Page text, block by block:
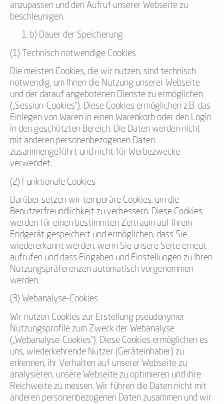
anzupassen und den Aufruf unserer Webseite zu
beschleunigen.
b) Dauer der Speicherung
(1) Technisch notwendige Cookies
Die meisten Cookies, die wir nutzen, sind technisch
notwendig, um Ihnen die Nutzung unserer Webseite
und der darauf angebotenen Dienste zu ermöglichen
(„Session-Cookies“). Diese Cookies ermöglichen z.B. das
Einlegen von Waren in einen Warenkorb oder den Login
in den geschützten Bereich. Die Daten werden nicht
mit anderen personenbezogenen Daten
zusammengeführt und nicht für Werbezwecke
verwendet.
(2) Funktionale Cookies
Darüber setzen wir temporäre Cookies, um die
Benutzerfreundlichkeit zu verbessern. Diese Cookies
werden für einen bestimmten Zeitraum auf Ihrem
Endgerät gespeichert und ermöglichen, dass Sie
wiedererkannt werden, wenn Sie unsere Seite erneut
aufrufen und dass Eingaben und Einstellungen zu Ihren
Nutzungspräferenzen automatisch vorgenommen
werden.
(3) Webanalyse-Cookies
Wir nutzen Cookies zur Erstellung pseudonymer
Nutzungsprofile zum Zweck der Webanalyse
(„Webanalyse-Cookies“). Diese Cookies ermöglichen es
uns, wiederkehrende Nutzer (Geräteinhaber) zu
erkennen, ihr Verhalten auf unserer Webseite zu
analysieren, unsere Webseite zu optimieren und ihre
Reichweite zu messen. Wir führen die Daten nicht mit
anderen personenbezogenen Daten zusammen und wir